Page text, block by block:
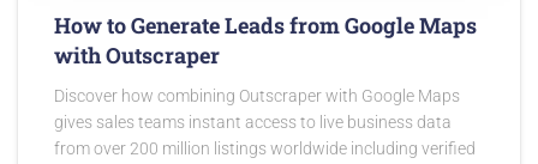
How to Generate Leads from Google Maps
with Outscraper
Discover how combining Outscraper with Google Maps
gives sales teams instant access to live business data
from over 200 million listings worldwide including verified